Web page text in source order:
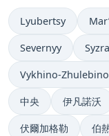
Lyubertsy
Severnyy
Vykhino-Zhulebino
中央 伊凡諾沃
伏爾加格勒 伯